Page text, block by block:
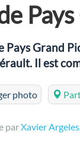
Pays Grand
Il est
photo
parXavier Argeles